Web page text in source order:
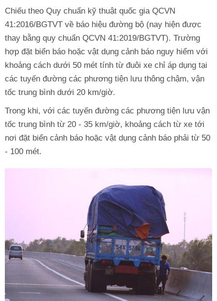
Chiếu theo Quy chuẩn kỹ thuật quốc gia QCVN
41:2016/BGTVT về báo hiệu đường bộ (nay hiện được
thay bằng quy chuẩn QCVN 41:2019/BGTVT). Trường
hợp đặt biển báo hoặc vật dụng cảnh báo nguy hiểm với
khoảng cách dưới 50 mét tính từ đuôi xe chỉ áp dụng tại
các tuyến đường các phương tiện lưu thông chậm, vận
tốc trung bình dưới 20 km/giờ.
Trong khi, với các tuyến đường các phương tiện lưu vận
tốc trung bình từ 20 - 35 km/giờ, khoảng cách từ xe tới
nơi đặt biển cảnh báo hoặc vật dụng cảnh báo phải từ 50
- 100 mét.